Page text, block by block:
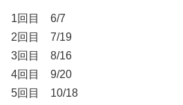
1回目 6/7
2回目 7/19
3回目 8/16
4回目 9/20
5回目 10/18